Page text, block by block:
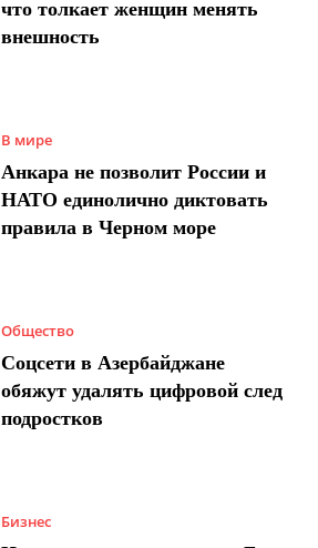
что толкает женщин менять
внешность
В мире
Анкара не позволит России и
НАТО единолично диктовать
правила в Черном море
Общество
Соцсети в Азербайджане
обяжут удалять цифровой след
подростков
Бизнес